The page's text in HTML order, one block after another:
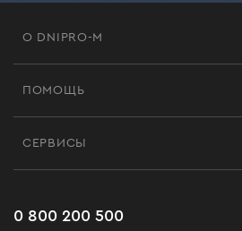
О DNIPRO-M
Черная пятница
ПОМОЩЬ
Часто задаваемые вопросы
СЕРВИСЫ
0 800 200 500